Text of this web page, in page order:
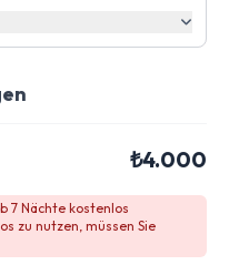
₺4.000
7 Nächte kostenlos
zu nutzen, müssen Sie